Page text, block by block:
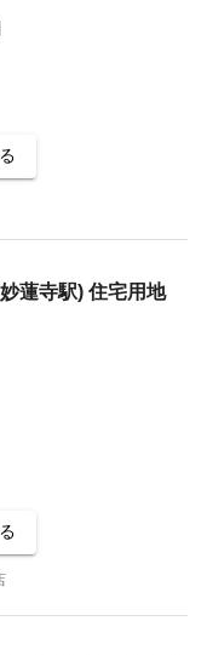
蓮寺駅) 住宅用地